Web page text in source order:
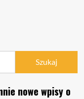
nowe wpisy o